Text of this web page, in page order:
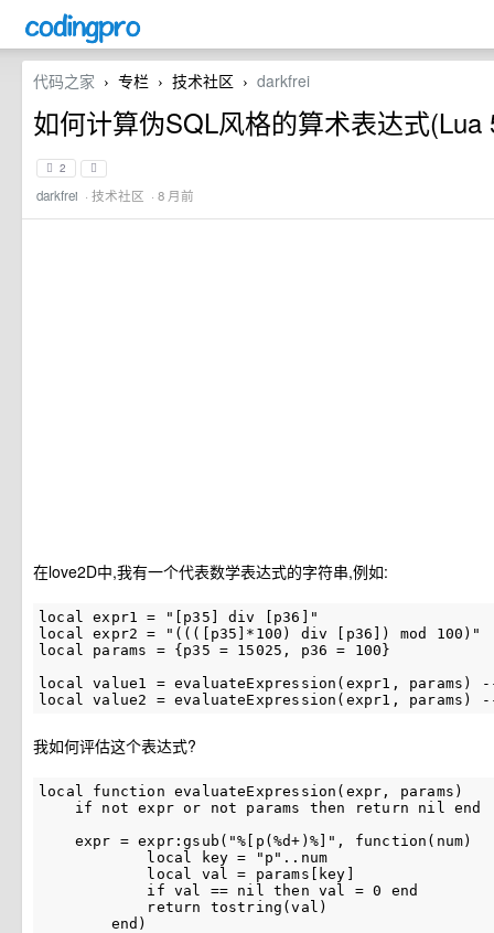
代码之家 › 专栏 › 技术社区 › darkfrei
如何计算伪SQL风格的算术表达式(Lua
2
darkfrei · 技术社区 · 8 月前
在love2D中,我有一个代表数学表达式的字符串,例如:
local expr1 = "[p35] div [p36]"
local expr2 = "((([p35]*100) div [p36]) mod 100)"
local params = {p35 = 15025, p36 = 100}
local value1 = evaluateExpression(expr1, params)
我如何评估这个表达式?
local function evaluateExpression(expr, params)
    if not expr or not params then return nil end
    expr = expr:gsub("%[p(%d+)%]", function(num)
            local key = "p"..num
            local val = params[key]
            if val == nil then val = 0 end
            return tostring(val)
        end)